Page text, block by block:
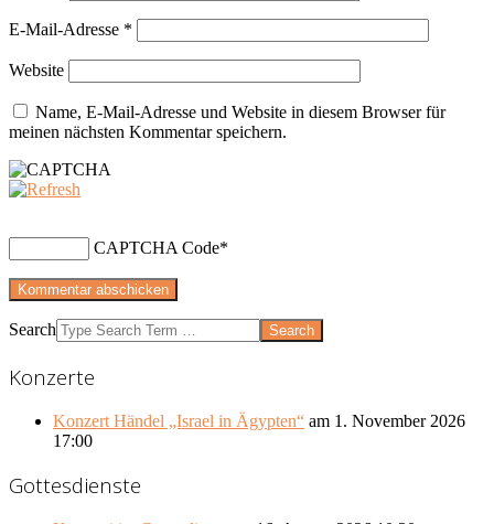
E-Mail-Adresse *
Website
Name, E-Mail-Adresse und Website in diesem Browser für
meinen nächsten Kommentar speichern.
CAPTCHA Code*
Search
Konzerte
Konzert Händel „Israel in Ägypten“ am 1. November 2026
17:00
Gottesdienste